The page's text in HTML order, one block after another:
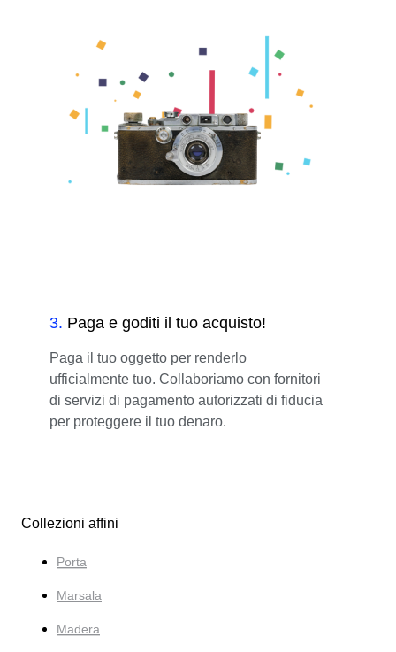
3. Paga e goditi il tuo acquisto!
Paga il tuo oggetto per renderlo
ufficialmente tuo. Collaboriamo con fornitori
di servizi di pagamento autorizzati di fiducia
per proteggere il tuo denaro.
Collezioni affini
Porta
Marsala
Madera